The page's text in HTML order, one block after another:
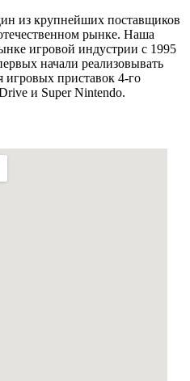
из крупнейших поставщиков
рынке. Наша
игровой индустрии с 1995
начали реализовывать
приставок 4-го
и Super Nintendo.